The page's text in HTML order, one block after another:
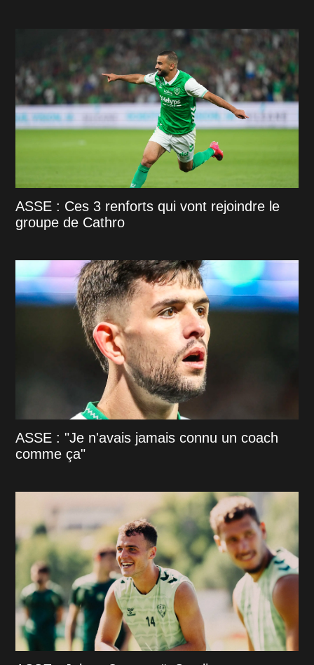
ASSE : Ces 3 renforts qui vont rejoindre le
groupe de Cathro
ASSE : "Je n'avais jamais connu un coach
comme ça"